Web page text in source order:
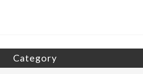
Category